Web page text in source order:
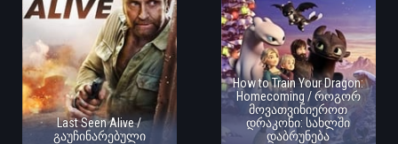
Last Seen Alive /
გაუჩინარებული
How to Train Your Dragon:
Homecoming / როგორ
მოვათვინიეროთ
დრაკონი: სახლში
დაბრუნება